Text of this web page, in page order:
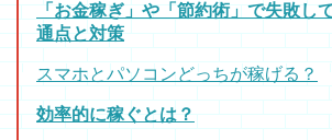
「お金稼ぎ」や「節約術」で失敗し
通点と対策
スマホとパソコンどっちが稼げる？
効率的に稼ぐとは？